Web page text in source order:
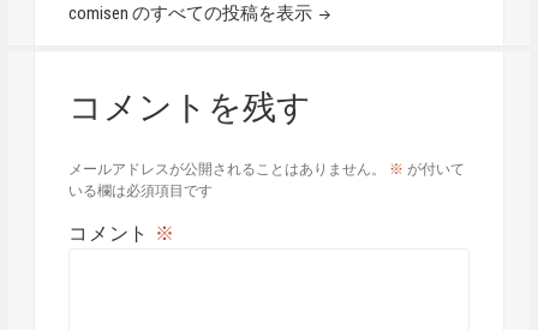
comisen のすべての投稿を表示
コメントを残す
メールアドレスが公開されることはありません。 ※ が付いて
いる欄は必須項目です
コメント ※